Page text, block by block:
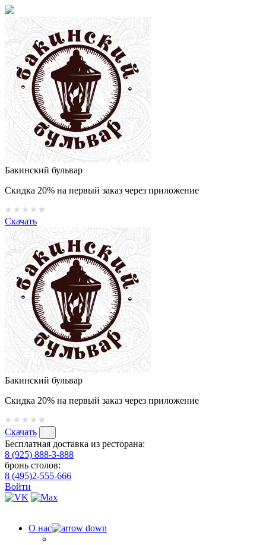
Бакинский бульвар
Скидка 20% на первый заказ через приложение
Скачать
Бакинский бульвар
Скидка 20% на первый заказ через приложение
Скачать
Бесплатная доставка из ресторана:
8 (925) 888-3-888
бронь столов:
8 (495)2-555-666
Войти
О нас